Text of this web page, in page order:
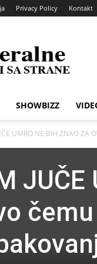
Privacy Policy Kontakt
SHOWBIZZ
UMRO NE BIH ZNAO ZA